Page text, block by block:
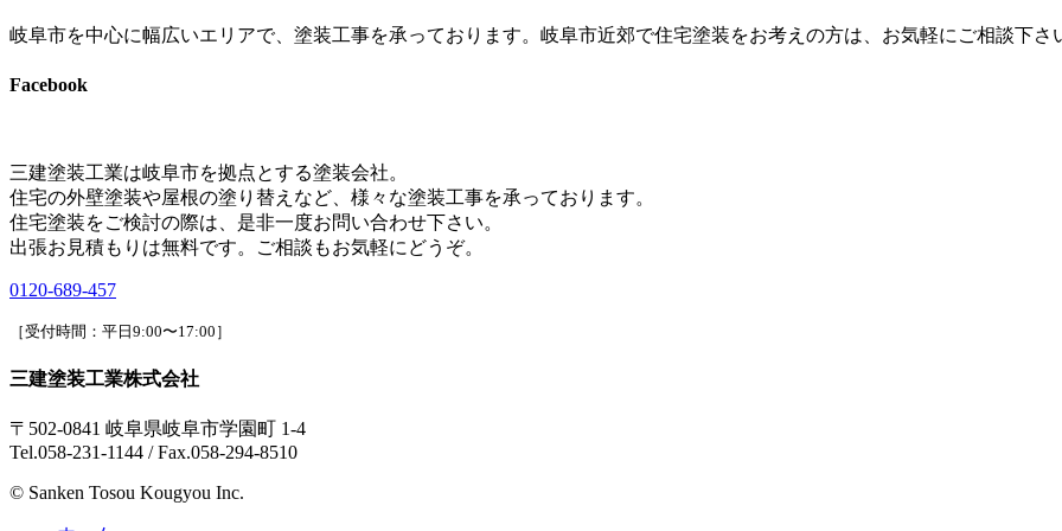
岐阜市を中心に幅広いエリアで、塗装工事を承っております。岐阜市近郊で住宅塗装をお考えの方は、お気軽にご相談下さ
Facebook
三建塗装工業は岐阜市を拠点とする塗装会社。
住宅の外壁塗装や屋根の塗り替えなど、様々な塗装工事を承っております。
住宅塗装をご検討の際は、是非一度お問い合わせ下さい。
出張お見積もりは無料です。ご相談もお気軽にどうぞ。
0120-689-457
［受付時間：平日9:00〜17:00］
三建塗装工業株式会社
〒502-0841 岐阜県岐阜市学園町 1-4
Tel.058-231-1144 / Fax.058-294-8510
© Sanken Tosou Kougyou Inc.